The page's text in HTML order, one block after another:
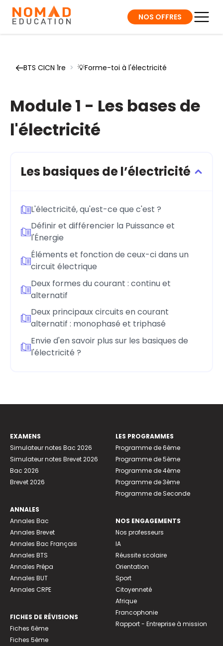
NOS OFFRES
BTS CICN 1re > 💡Forme-toi à l'électricité
Module 1 - Les bases de
l'électricité
Les basiques de l’électricité
L'électricité, qu'est-ce que c'est ?
Définir et différencier la Puissance et
l'Énergie
Éléments et fonction de ceux-ci dans un
circuit électrique
Deux formes du courant : continu et
alternatif
Deux principaux circuits en courant
alternatif : monophasé et triphasé
Envie d'en savoir plus sur les basiques de
l'électricité ?
EXAMENS
Simulateur notes Bac 2026
Simulateur notes Brevet 2026
Bac 2026
Brevet 2026
ANNALES
Annales Bac
Annales Brevet
Annales Bac Français
Annales BTS
Annales Prépa
Annales BUT
Annales CRPE
FICHES DE RÉVISIONS
Fiches 6ème
Fiches 5ème
LES PROGRAMMES
Programme de 6ème
Programme de 5ème
Programme de 4ème
Programme de 3ème
Programme de Seconde
NOS ENGAGEMENTS
Nos professeurs
IA
Réussite scolaire
Orientation
Sport
Citoyenneté
Afrique
Francophonie
Rapport - Entreprise à mission